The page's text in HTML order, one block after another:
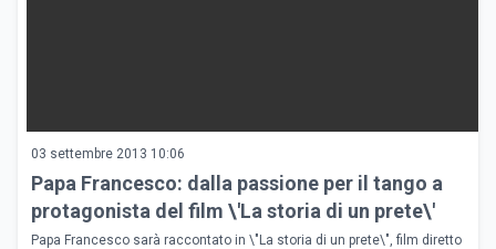
03 settembre 2013 10:06
Papa Francesco: dalla passione per il tango a
protagonista del film \'La storia di un prete\'
Papa Francesco sarà raccontato in \"La storia di un prete\", film diretto